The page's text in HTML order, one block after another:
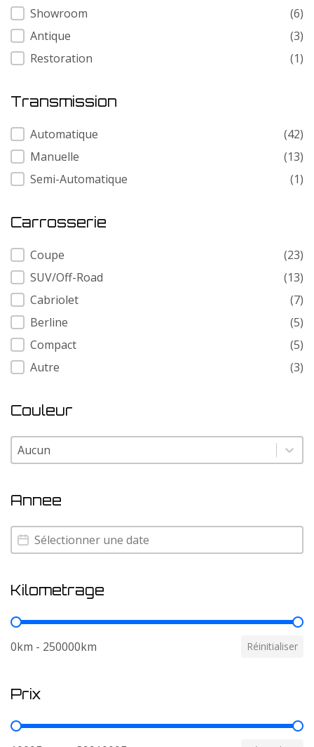
Showroom
(6)
Antique
(3)
Restoration
(1)
Transmission
Transmission
Automatique
(42)
Manuelle
(13)
Semi-Automatique
(1)
Carrosserie
Carrosserie
Coupe
(23)
SUV/Off-Road
(13)
Cabriolet
(7)
Berline
(5)
Compact
(5)
Autre
(3)
Couleur
Couleur
Couleur
Annee
Annee
Annee
Kilometrage
Kilometrage
0km - 250000km Réinitialiser
Prix
Prix